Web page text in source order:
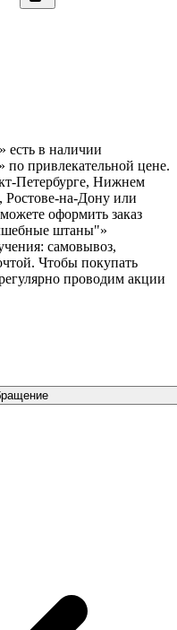
в наличии
по привлекательной цене.
Петербурге, Нижнем
Ростове-на-Дону или
оформить заказ
штаны"»
самовывоз,
Чтобы покупать
проводим акции